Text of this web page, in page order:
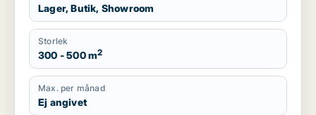
Lager, Butik, Showroom
Storlek
300 - 500 m2
Max. per månad
Ej angivet